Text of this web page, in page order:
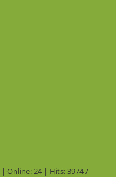
| Online: 24 | Hits: 3974 /